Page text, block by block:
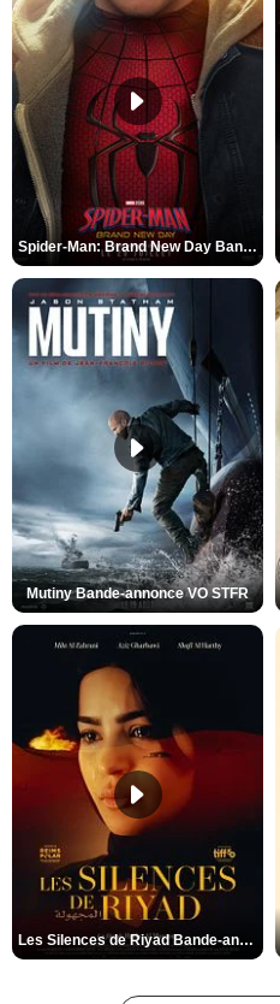
Spider-Man: Brand New Day Bande-annonce VO STFR
Mutiny Bande-annonce VO STFR
Les Silences de Riyad Bande-annonce VO STFR